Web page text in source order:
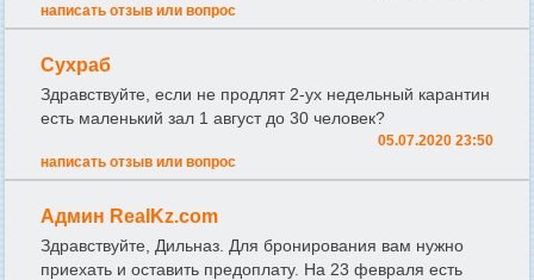
написать отзыв или вопрос
Сухраб
Здравствуйте, если не продлят 2-ух недельный карантин
есть маленький зал 1 август до 30 человек?
05.07.2020 23:50
написать отзыв или вопрос
Админ RealKz.com
Здравствуйте, Дильназ. Для бронирования вам нужно
приехать и оставить предоплату. На 23 февраля есть